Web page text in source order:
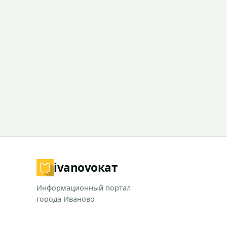
ivanovoкат
Информационный портал
города Иваново